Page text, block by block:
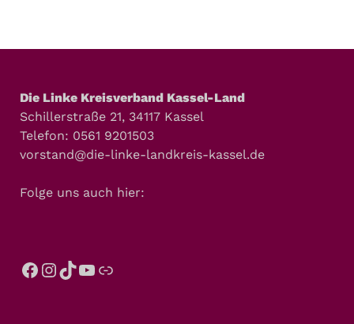
Die Linke Kreisverband Kassel-Land
Schillerstraße 21, 34117 Kassel
Telefon: 0561 9201503
vorstand@die-linke-landkreis-kassel.de
Folge uns auch hier: